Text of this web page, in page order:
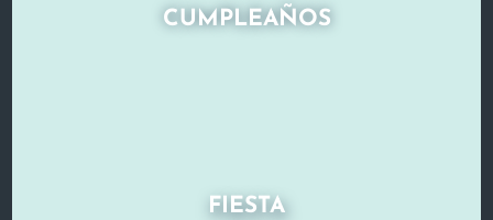
CUMPLEAÑOS
FIESTA